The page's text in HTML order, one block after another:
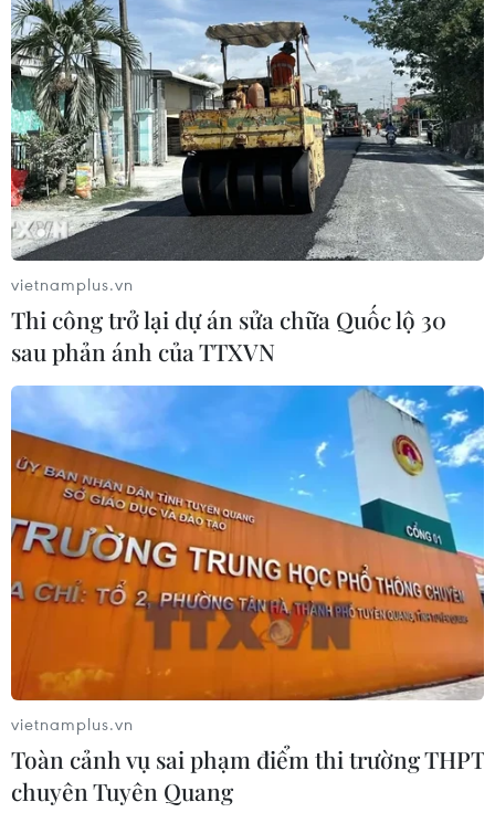
vietnamplus.vn
Thi công trở lại dự án sửa chữa Quốc lộ 30
sau phản ánh của TTXVN
vietnamplus.vn
Toàn cảnh vụ sai phạm điểm thi trường THPT
chuyên Tuyên Quang